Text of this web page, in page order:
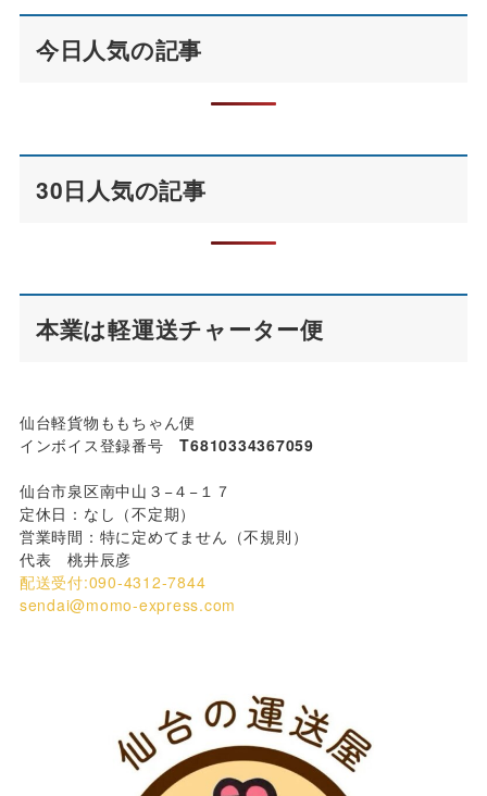
今日人気の記事
30日人気の記事
本業は軽運送チャーター便
仙台軽貨物ももちゃん便
インボイス登録番号T6810334367059
仙台市泉区南中山３−４−１７
定休日：なし（不定期）
営業時間：特に定めてません（不規則）
代表 桃井辰彦
配送受付:090-4312-7844
sendai@momo-express.com